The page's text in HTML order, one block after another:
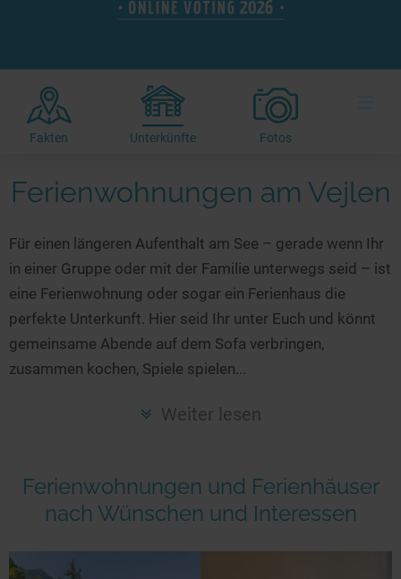
Radtouren am See
Kitesurfen
Kanu- & Kajaktouren
Badeseen in Deutschland
Wellness am See
Romantik Hotels
Urlaub an der Küste
Unterkünfte
Hotels am See
Ferienwohnungen
Camping
Kanu- & Kajak-Urlaub
Wanderurlaub
Bikeurlaub
Auszeit & Wellness
Camping am See
Top-Hotels
Familienhotels
Wellness-Hotels
Ausgefallenes
Häuser auf dem Wasser
Hundefreundliche Unterkünfte
Seen in Deutschland
Seen in Europa
Überwachte Badestellen
Unsere See-Highlights
Deutschlands schönste Seen
Top Seen nach Bundesländern
Top Seen nach Regionen
Deutschlands Lieblingsseen
Frankreich
Schweden
Fakten Unterkünfte Fotos
Ferienwohnungen am Vejlen
Für einen längeren Aufenthalt am See – gerade wenn Ihr
in einer Gruppe oder mit der Familie unterwegs seid – ist
eine Ferienwohnung oder sogar ein Ferienhaus die
perfekte Unterkunft. Hier seid Ihr unter Euch und könnt
gemeinsame Abende auf dem Sofa verbringen,
zusammen kochen, Spiele spielen...
Weiter lesen
Ferienwohnungen und Ferienhäuser
nach Wünschen und Interessen